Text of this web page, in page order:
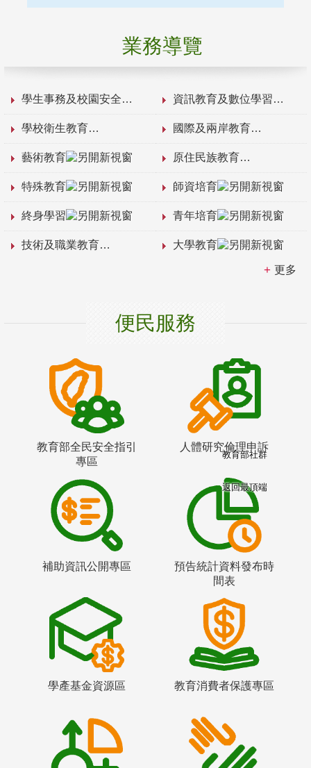
業務導覽
學生事務及校園安全 資訊教育及數位學習
學校衛生教育 國際及兩岸教育
藝術教育 原住民族教育
特殊教育 師資培育
終身學習 青年培育
技術及職業教育 大學教育
更多
便民服務
教育部全民安全指引
專區
人體研究倫理申訴
補助資訊公開專區
預告統計資料發布時
間表
學產基金資源區 教育消費者保護專區
教育部社群
返回最頂端